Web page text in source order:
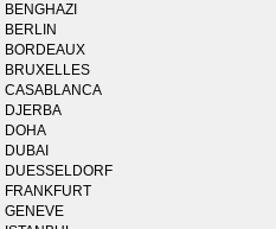
BENGHAZI
BERLIN
BORDEAUX
BRUXELLES
CASABLANCA
DJERBA
DOHA
DUBAI
DUESSELDORF
FRANKFURT
GENEVE